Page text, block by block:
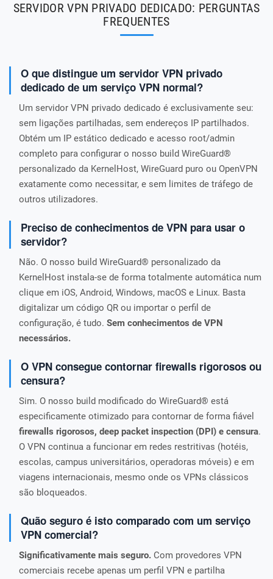
SERVIDOR VPN PRIVADO DEDICADO: PERGUNTAS
FREQUENTES
O que distingue um servidor VPN privado
dedicado de um serviço VPN normal?
Um servidor VPN privado dedicado é exclusivamente seu:
sem ligações partilhadas, sem endereços IP partilhados.
Obtém um IP estático dedicado e acesso root/admin
completo para configurar o nosso build WireGuard®
personalizado da KernelHost, WireGuard puro ou OpenVPN
exatamente como necessitar, e sem limites de tráfego de
outros utilizadores.
Preciso de conhecimentos de VPN para usar o
servidor?
Não. O nosso build WireGuard® personalizado da
KernelHost instala-se de forma totalmente automática num
clique em iOS, Android, Windows, macOS e Linux. Basta
digitalizar um código QR ou importar o perfil de
configuração, é tudo. Sem conhecimentos de VPN
necessários.
O VPN consegue contornar firewalls rigorosos ou
censura?
Sim. O nosso build modificado do WireGuard® está
especificamente otimizado para contornar de forma fiável
firewalls rigorosos, deep packet inspection (DPI) e censura.
O VPN continua a funcionar em redes restritivas (hotéis,
escolas, campus universitários, operadoras móveis) e em
viagens internacionais, mesmo onde os VPNs clássicos
são bloqueados.
Quão seguro é isto comparado com um serviço
VPN comercial?
Significativamente mais seguro. Com provedores VPN
comerciais recebe apenas um perfil VPN e partilha